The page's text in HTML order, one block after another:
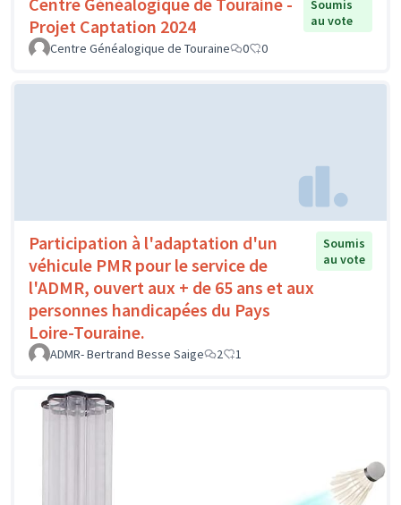
Projet Captation 2024
Soumis
au vote
Centre Généalogique de Touraine
0 0
Participation à l'adaptation d'un
véhicule PMR pour le service de
l'ADMR, ouvert aux + de 65 ans et aux
personnes handicapées du Pays
Loire-Touraine.
Soumis
au vote
ADMR- Bertrand Besse Saige 2 1